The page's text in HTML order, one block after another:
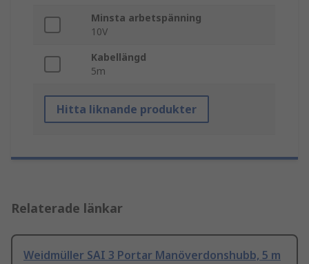
Minsta arbetspänning
10V
Kabellängd
5m
Hitta liknande produkter
Relaterade länkar
Weidmüller SAI 3 Portar Manöverdonshubb, 5 m